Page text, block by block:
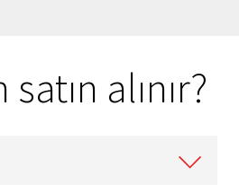
alınır?